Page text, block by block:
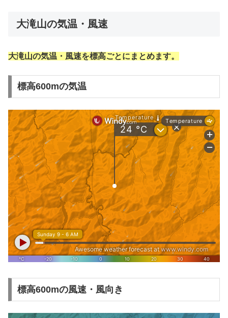
大滝山の気温・風速
大滝山の気温・風速を標高ごとにまとめます。
標高600mの気温
標高600mの風速・風向き